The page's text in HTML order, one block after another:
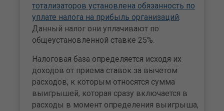
тотализаторов установлена обязанность по
уплате налога на прибыль организаций.
Данный налог они уплачивают по
общеустановленной ставке 25%.
Налоговая база определяется исходя их
доходов от приема ставок за вычетом
расходов, к которым относятся сумма
выигрышей, которая сразу включается в
расходы в момент определения выигрыша,